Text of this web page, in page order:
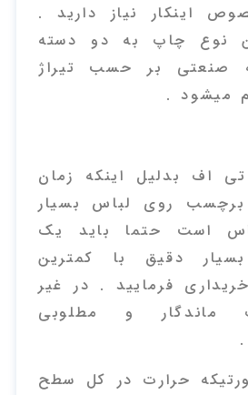
اینکار نیاز دارید .
نوع چاپ به دو دسته
صنعتی بر حسب تیراژ
میشود .
اف بدلیل اینکه زمان
روی لباس بسیار
است حتما باید یک
دقیق با کمترین
فرمایید . در غیر
ماندگار و مطلوبی
حرارت در کل سطح